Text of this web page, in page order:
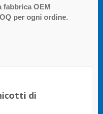
fabbrica OEM
per ogni ordine.
di